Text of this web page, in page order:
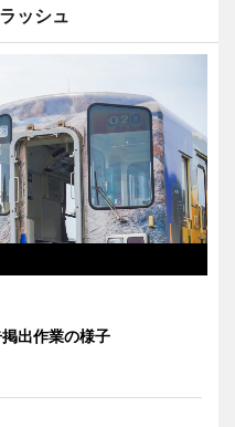
ッシュ
出作業の様子